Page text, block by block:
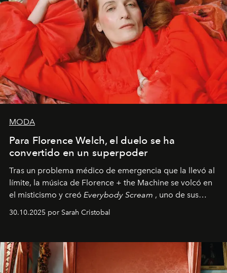
MODA
Para Florence Welch, el duelo se ha
convertido en un superpoder
Tras un problema médico de emergencia que la llevó al
límite, la música de Florence + the Machine se volcó en
el misticismo y creó Everybody Scream , uno de sus
álbumes más profundos hasta la fecha.
30.10.2025 por Sarah Cristobal